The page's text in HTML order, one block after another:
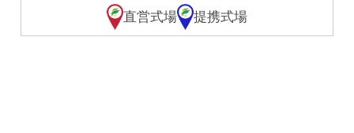
直営式場 提携式場